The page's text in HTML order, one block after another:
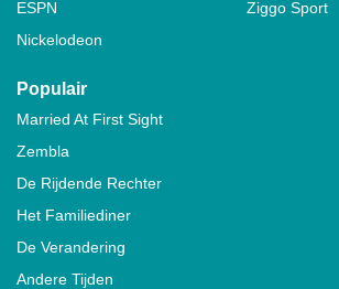
ESPN
Ziggo Sport
Nickelodeon
Populair
Married At First Sight
Zembla
De Rijdende Rechter
Het Familiediner
De Verandering
Andere Tijden